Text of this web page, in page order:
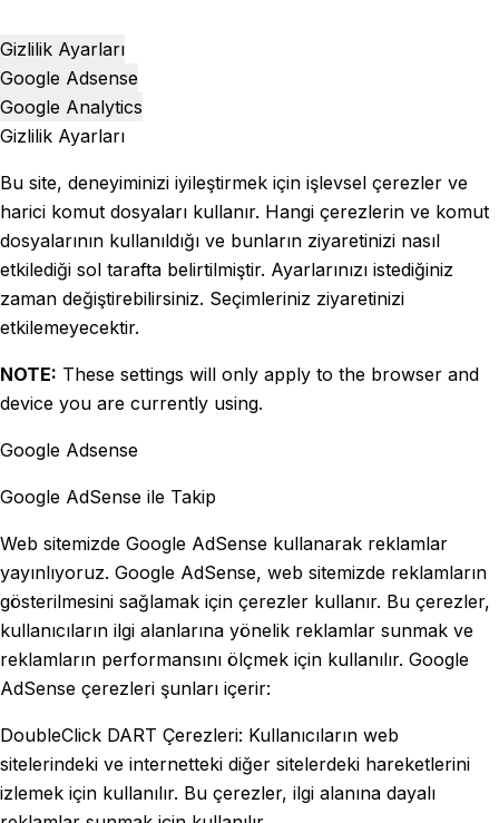
Gizlilik Ayarları
Google Adsense
Google Analytics
Gizlilik Ayarları
Bu site, deneyiminizi iyileştirmek için işlevsel çerezler ve
harici komut dosyaları kullanır. Hangi çerezlerin ve komut
dosyalarının kullanıldığı ve bunların ziyaretinizi nasıl
etkilediği sol tarafta belirtilmiştir. Ayarlarınızı istediğiniz
zaman değiştirebilirsiniz. Seçimleriniz ziyaretinizi
etkilemeyecektir.
NOTE: These settings will only apply to the browser and
device you are currently using.
Google Adsense
Google AdSense ile Takip
Web sitemizde Google AdSense kullanarak reklamlar
yayınlıyoruz. Google AdSense, web sitemizde reklamların
gösterilmesini sağlamak için çerezler kullanır. Bu çerezler,
kullanıcıların ilgi alanlarına yönelik reklamlar sunmak ve
reklamların performansını ölçmek için kullanılır. Google
AdSense çerezleri şunları içerir:
DoubleClick DART Çerezleri: Kullanıcıların web
sitelerindeki ve internetteki diğer sitelerdeki hareketlerini
izlemek için kullanılır. Bu çerezler, ilgi alanına dayalı